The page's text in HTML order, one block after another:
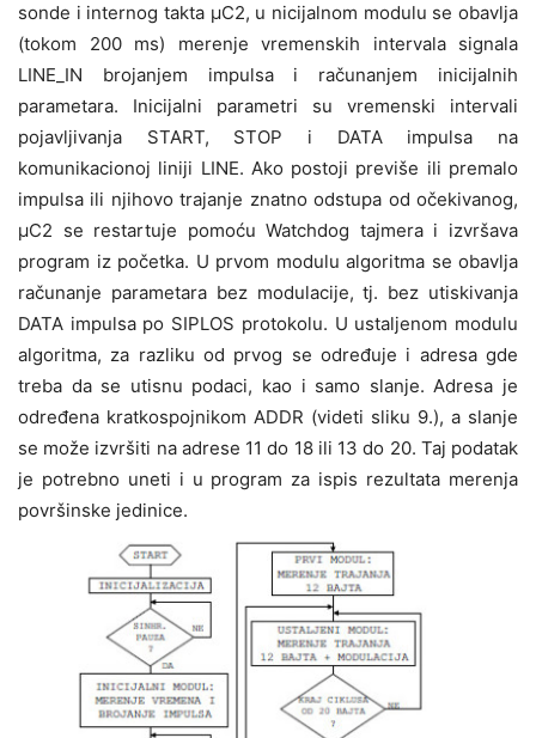
sonde i internog takta μC2, u nicijalnom modulu se obavlja
(tokom 200 ms) merenje vremenskih intervala signala
LINE_IN brojanjem impulsa i računanjem inicijalnih
parametara. Inicijalni parametri su vremenski intervali
pojavljivanja START, STOP i DATA impulsa na
komunikacionoj liniji LINE. Ako postoji previše ili premalo
impulsa ili njihovo trajanje znatno odstupa od očekivanog,
μC2 se restartuje pomoću Watchdog tajmera i izvršava
program iz početka. U prvom modulu algoritma se obavlja
računanje parametara bez modulacije, tj. bez utiskivanja
DATA impulsa po SIPLOS protokolu. U ustaljenom modulu
algoritma, za razliku od prvog se određuje i adresa gde
treba da se utisnu podaci, kao i samo slanje. Adresa je
određena kratkospojnikom ADDR (videti sliku 9.), a slanje
se može izvršiti na adrese 11 do 18 ili 13 do 20. Taj podatak
je potrebno uneti i u program za ispis rezultata merenja
površinske jedinice.